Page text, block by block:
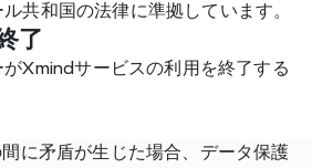
共和国の法律に準拠しています。
了
Xmindサービスの利用を終了する
に矛盾が生じた場合、データ保護